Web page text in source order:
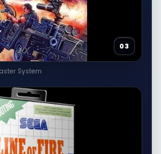
produits liés
Rakuten →
RAKUTEN À VÉRIFIER
Feel The Heat ( jean
4'02 / standing in the line
(Jean beauvoir) 3'10
produits liés
Rakuten →
03
System